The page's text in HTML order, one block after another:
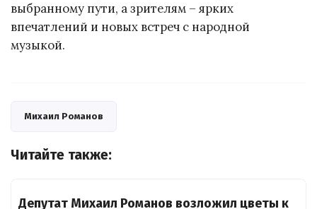
выбранному пути, а зрителям – ярких
впечатлений и новых встреч с народной
музыкой.
Михаил Романов
Читайте также:
Депутат Михаил Романов возложил цветы к